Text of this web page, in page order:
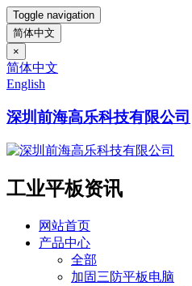
Toggle navigation
简体中文
×
简体中文
English
深圳前海高乐科技有限公司
工业平板资讯
网站首页
产品中心
全部
加固三防平板电脑